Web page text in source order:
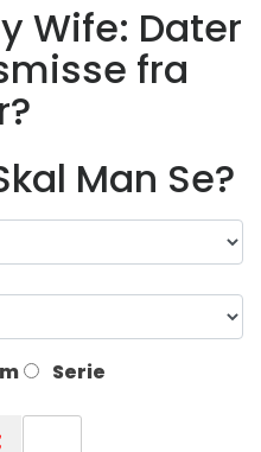
Wife: Dater
fra
Man Se?
Serie